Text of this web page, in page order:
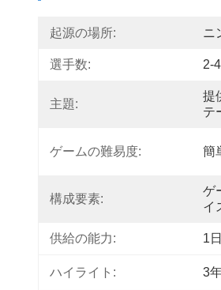
起源の場所: ニ
選手数: 2-
主題:
提
テ
ゲームの難易度: 簡
構成要素:
ゲ
イ
供給の能力: 1
ハイライト: 3